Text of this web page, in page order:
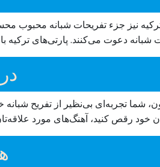
ترکیه نیز جزء تفریحات شبانه
شبانه دعوت می‌کنند. پارتی‌های
شما تجربه‌ای بی‌نظیر از تفریح
خود رقص کنید، آهنگ‌های مورد